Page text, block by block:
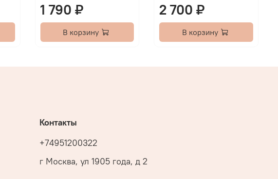
1 790 ₽
В корзину
2 700 ₽
В корзину
Контакты
+74951200322
г Москва, ул 1905 года, д 2